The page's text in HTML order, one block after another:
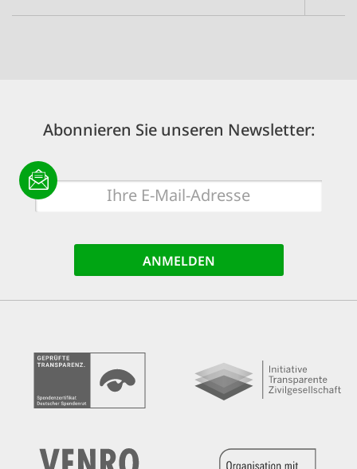
Abonnieren Sie unseren Newsletter:
E-
Mail